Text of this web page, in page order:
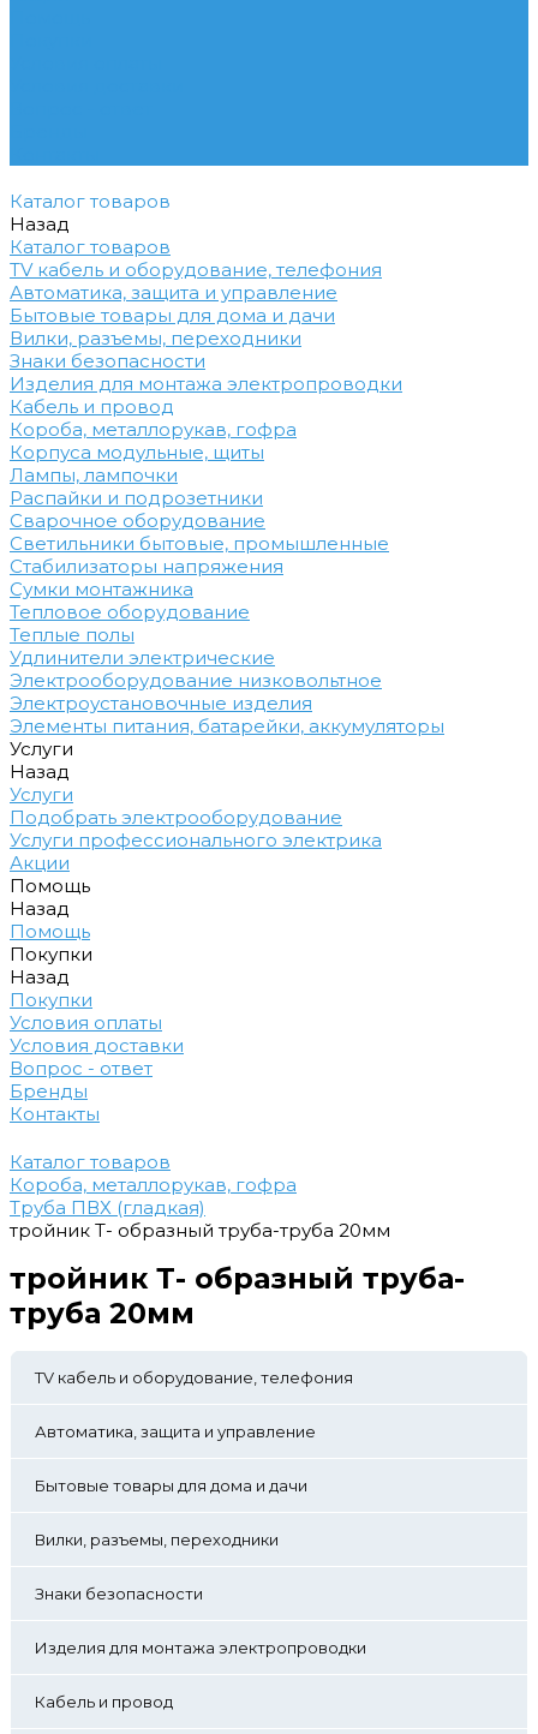
Каталог товаров
Назад
Каталог товаров
TV кабель и оборудование, телефония
Автоматика, защита и управление
Бытовые товары для дома и дачи
Вилки, разъемы, переходники
Знаки безопасности
Изделия для монтажа электропроводки
Кабель и провод
Короба, металлорукав, гофра
Корпуса модульные, щиты
Лампы, лампочки
Распайки и подрозетники
Сварочное оборудование
Светильники бытовые, промышленные
Стабилизаторы напряжения
Сумки монтажника
Тепловое оборудование
Теплые полы
Удлинители электрические
Электрооборудование низковольтное
Электроустановочные изделия
Элементы питания, батарейки, аккумуляторы
Услуги
Назад
Услуги
Подобрать электрооборудование
Услуги профессионального электрика
Акции
Помощь
Назад
Помощь
Покупки
Назад
Покупки
Условия оплаты
Условия доставки
Вопрос - ответ
Бренды
Контакты
Каталог товаров
Короба, металлорукав, гофра
Труба ПВХ (гладкая)
тройник Т- образный труба-труба 20мм
тройник Т- образный труба-
труба 20мм
TV кабель и оборудование, телефония
Автоматика, защита и управление
Бытовые товары для дома и дачи
Вилки, разъемы, переходники
Знаки безопасности
Изделия для монтажа электропроводки
Кабель и провод